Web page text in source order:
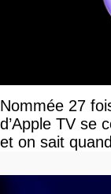
Nommée 27
d’Apple TV se
et on sait quand